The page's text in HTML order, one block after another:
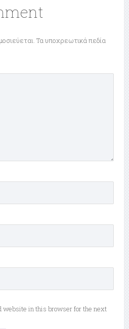
Τα υποχρεωτικά πεδία
website in this browser for the next